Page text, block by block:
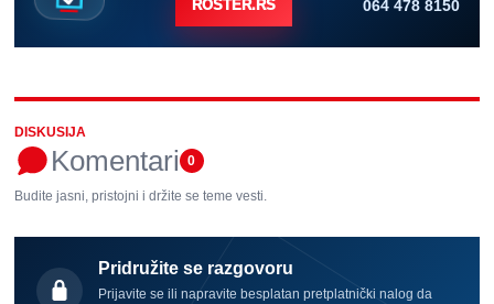
ROSTER.RS 064 478 8150
DISKUSIJA
Komentari 0
Budite jasni, pristojni i držite se teme vesti.
Pridružite se razgovoru
Prijavite se ili napravite besplatan pretplatnički nalog da